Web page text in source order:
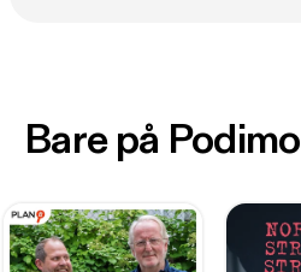
Bare på Podimo